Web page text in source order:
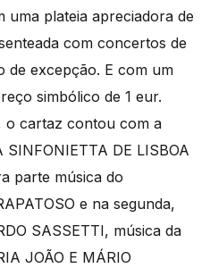
uma plateia apreciadora de
com concertos de
de excepção. E com um
simbólico de 1 eur.
o cartaz contou com a
SINFONIETTA DE LISBOA
parte música do
e na segunda,
SASSETTI, música da
JOÃO E MÁRIO